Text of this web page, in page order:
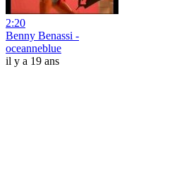
2:20
Benny Benassi -
oceanneblue
il y a 19 ans